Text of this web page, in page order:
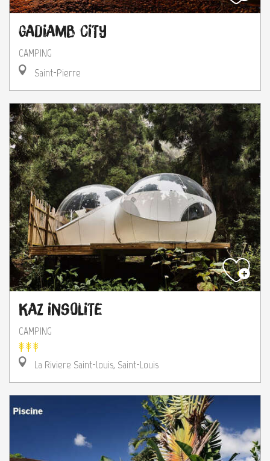
Gadiamb City
CAMPING
Saint-Pierre
Kaz Insolite
CAMPING
La Riviere Saint-louis, Saint-Louis